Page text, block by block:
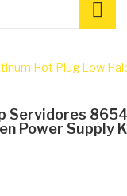
Hot Plug Low
Servidores
Power Supply